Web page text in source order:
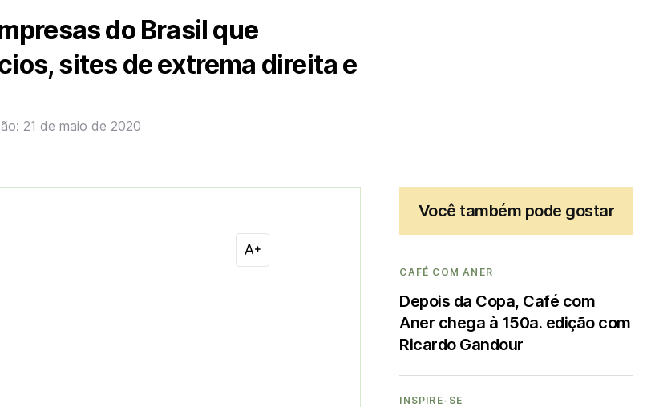
do Brasil que
sites de extrema direita e
21 de maio de 2020
Você também pode gostar
CAFÉ COM ANER
Depois da Copa, Café com
Aner chega à 150a. edição com
Ricardo Gandour
INSPIRE-SE